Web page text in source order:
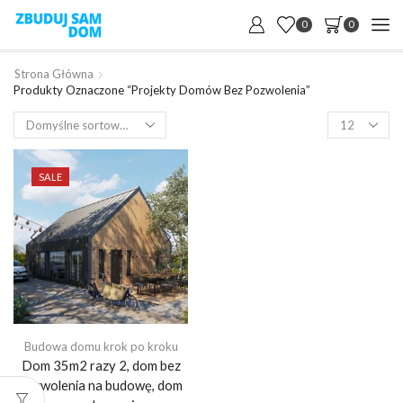
0 0
Strona Główna
Produkty Oznaczone “projekty Domów Bez Pozwolenia”
Products
per
SALE
Budowa domu krok po kroku
Dom 35m2 razy 2, dom bez
pozwolenia na budowę, dom